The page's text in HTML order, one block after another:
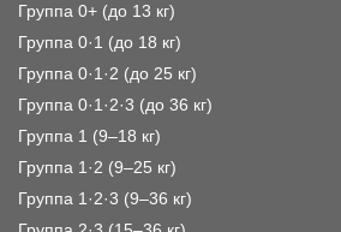
Группа 0+ (до 13 кг)
Группа 0·1 (до 18 кг)
Группа 0·1·2 (до 25 кг)
Группа 0·1·2·3 (до 36 кг)
Группа 1 (9–18 кг)
Группа 1·2 (9–25 кг)
Группа 1·2·3 (9–36 кг)